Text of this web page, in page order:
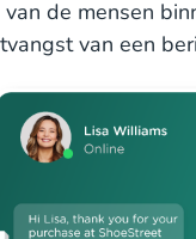
de mensen
van een